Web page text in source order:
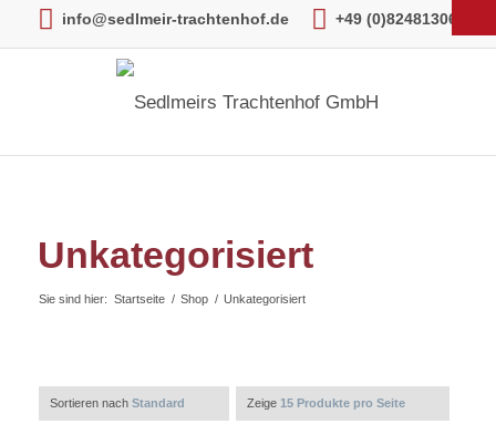
info@sedlmeir-trachtenhof.de +49 (0)82481306
Unkategorisiert
Sie sind hier: Startseite / Shop / Unkategorisiert
Sortieren nach Standard Zeige 15 Produkte pro Seite